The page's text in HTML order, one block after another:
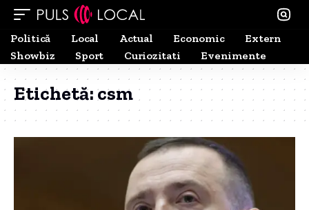
Politică Local Actual Economic
Extern
Showbiz
Sport Curiozitati Evenimente
Etichetă:csm